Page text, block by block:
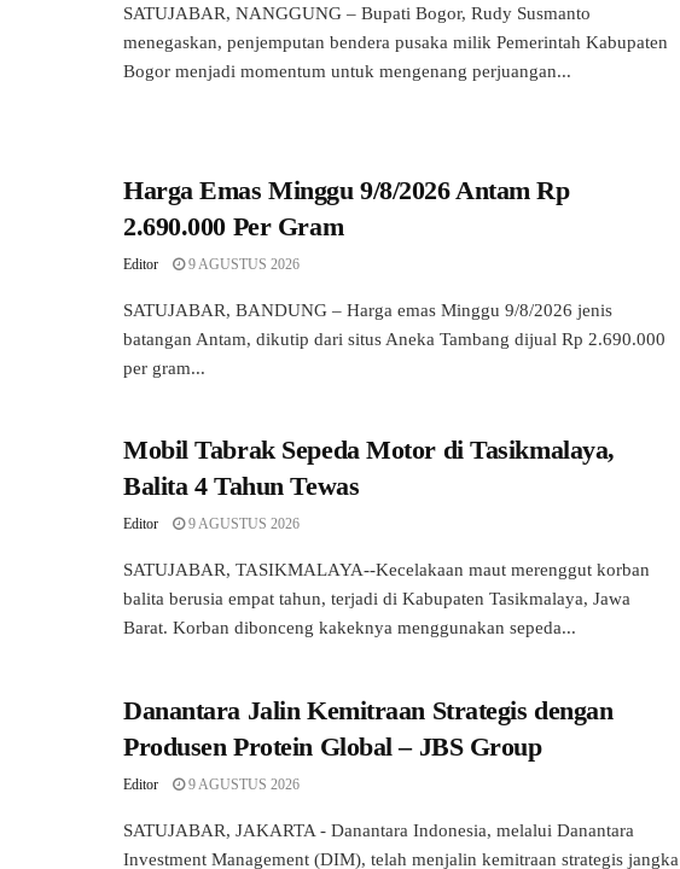
SATUJABAR, NANGGUNG – Bupati Bogor, Rudy Susmanto
menegaskan, penjemputan bendera pusaka milik Pemerintah Kabupaten
Bogor menjadi momentum untuk mengenang perjuangan...
Harga Emas Minggu 9/8/2026 Antam Rp
2.690.000 Per Gram
Editor 9 AGUSTUS 2026
SATUJABAR, BANDUNG – Harga emas Minggu 9/8/2026 jenis
batangan Antam, dikutip dari situs Aneka Tambang dijual Rp 2.690.000
per gram...
Mobil Tabrak Sepeda Motor di Tasikmalaya,
Balita 4 Tahun Tewas
Editor 9 AGUSTUS 2026
SATUJABAR, TASIKMALAYA--Kecelakaan maut merenggut korban
balita berusia empat tahun, terjadi di Kabupaten Tasikmalaya, Jawa
Barat. Korban dibonceng kakeknya menggunakan sepeda...
Danantara Jalin Kemitraan Strategis dengan
Produsen Protein Global – JBS Group
Editor 9 AGUSTUS 2026
SATUJABAR, JAKARTA - Danantara Indonesia, melalui Danantara
Investment Management (DIM), telah menjalin kemitraan strategis jangka